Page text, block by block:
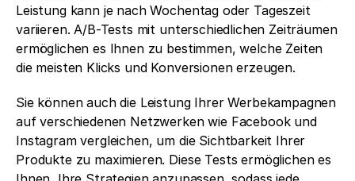
Leistung kann je nach Wochentag oder Tageszeit
variieren. A/B-Tests mit unterschiedlichen Zeiträumen
ermöglichen es Ihnen zu bestimmen, welche Zeiten
die meisten Klicks und Konversionen erzeugen.
Sie können auch die Leistung Ihrer Werbekampagnen
auf verschiedenen Netzwerken wie Facebook und
Instagram vergleichen, um die Sichtbarkeit Ihrer
Produkte zu maximieren. Diese Tests ermöglichen es